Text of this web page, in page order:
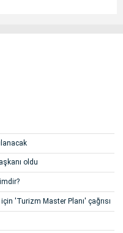
oldu
'Turizm Master Planı' çağrısı